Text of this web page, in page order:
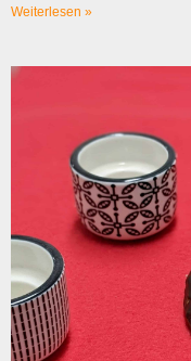
Weiterlesen »